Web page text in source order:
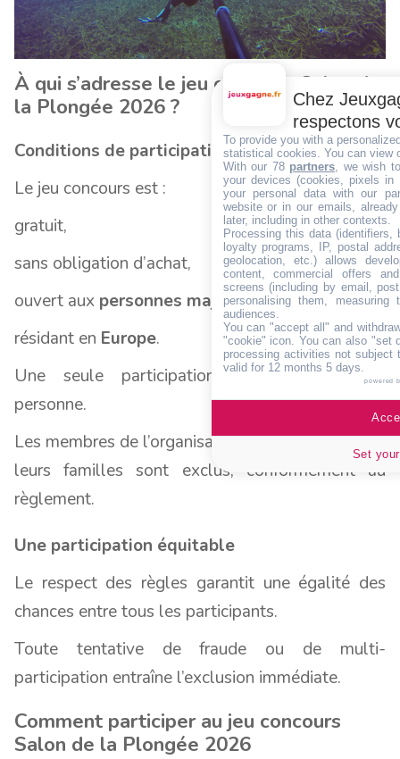
À qui s’adresse le jeu concours Salon de
la Plongée 2026 ?
Conditions de participation
Le jeu concours est :
gratuit,
sans obligation d’achat,
ouvert aux personnes majeures,
résidant en Europe.
Une seule participation est autorisée par
personne.
Les membres de l’organisateur, les prestataires et
leurs familles sont exclus, conformément au
règlement.
Une participation équitable
Le respect des règles garantit une égalité des
chances entre tous les participants.
Toute tentative de fraude ou de multi-
participation entraîne l’exclusion immédiate.
Comment participer au jeu concours
Salon de la Plongée 2026
Chez
respectons
To provide you with a
statistical cookies. You can view
With our 78 partners, we wish
your devices (cookies, pixels
your personal data with our
website or in our emails,
later, including in other contexts.
Processing this data (identifiers,
loyalty programs, IP, postal
geolocation, etc.) allows
content, commercial offers
screens (including by email,
personalising them, measuring
audiences.
You can "accept all" and
"cookie" icon. You can also "set
processing activities not subject
valid for 12 months 5 days.
powered
Set